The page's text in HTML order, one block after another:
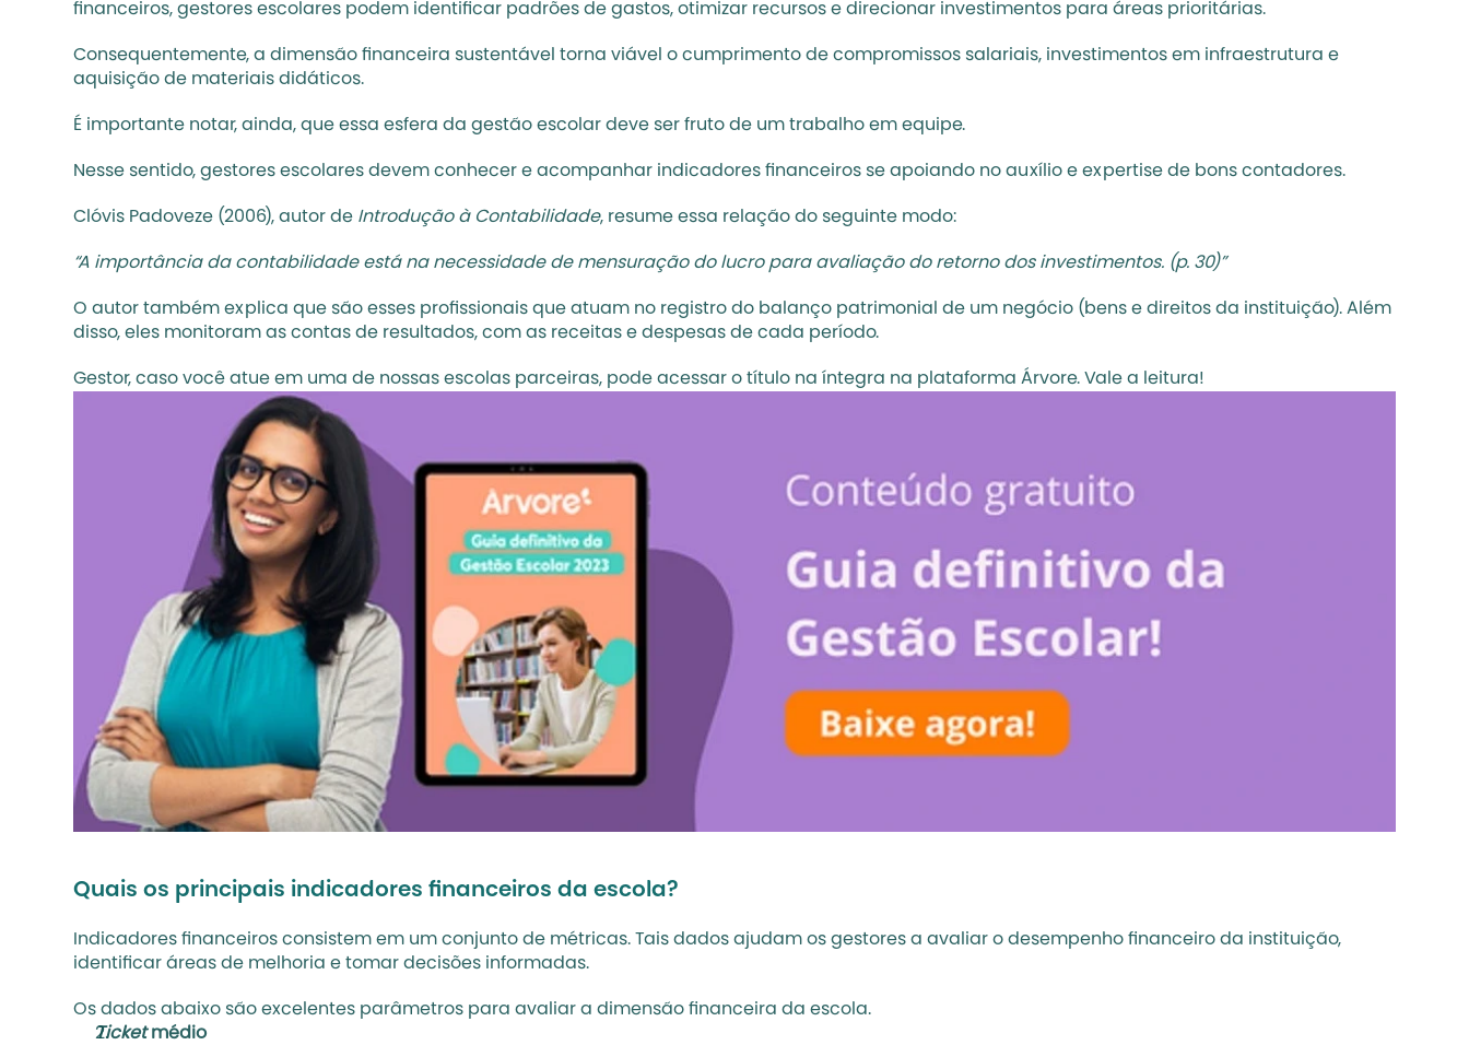
financeiros, gestores escolares podem identificar padrões de gastos, otimizar recursos e direcionar investimentos para áreas prioritárias.
Consequentemente, a dimensão financeira sustentável torna viável o cumprimento de compromissos salariais, investimentos em infraestrutura e
aquisição de materiais didáticos.
É importante notar, ainda, que essa esfera da gestão escolar deve ser fruto de um trabalho em equipe.
Nesse sentido, gestores escolares devem conhecer e acompanhar indicadores financeiros se apoiando no auxílio e expertise de bons contadores.
Clóvis Padoveze (2006), autor de Introdução à Contabilidade, resume essa relação do seguinte modo:
“A importância da contabilidade está na necessidade de mensuração do lucro para avaliação do retorno dos investimentos. (p. 30)”
O autor também explica que são esses profissionais que atuam no registro do balanço patrimonial de um negócio (bens e direitos da instituição). Além
disso, eles monitoram as contas de resultados, com as receitas e despesas de cada período.
Gestor, caso você atue em uma de nossas escolas parceiras, pode acessar o título na íntegra na plataforma Árvore. Vale a leitura!
Quais os principais indicadores financeiros da escola?
Indicadores financeiros consistem em um conjunto de métricas. Tais dados ajudam os gestores a avaliar o desempenho financeiro da instituição,
identificar áreas de melhoria e tomar decisões informadas.
Os dados abaixo são excelentes parâmetros para avaliar a dimensão financeira da escola.
Ticket médio